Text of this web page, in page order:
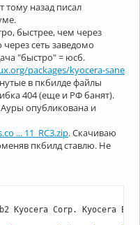
тому назад писал
быстрее, чем через
сеть заведомо
"быстро" = юсб.
packages/kyocera-sane
в пкбилде файлы
404 (еще и РФ банят).
опубликована и
... 11_RC3.zip. Скачиваю
пкбилд ставлю. Не
Corp. Kyocera